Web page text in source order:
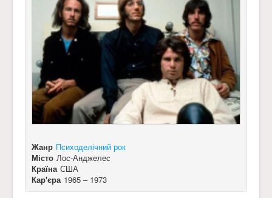
Жанр Психоделічний рок
Місто Лос-Анджелес
Країна США
Кар'єра 1965 – 1973